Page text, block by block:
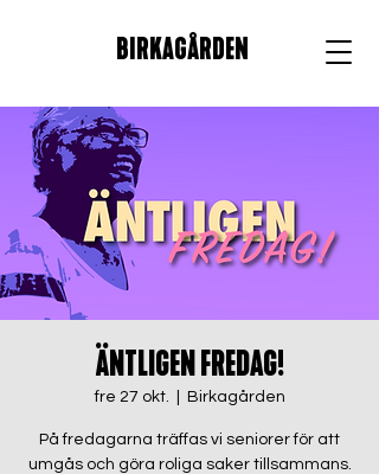
BIRKAGÅRDEN
ÄNTLIGEN FREDAG!
fre 27 okt. Birkagården
På fredagarna träffas vi seniorer för att
umgås och göra roliga saker tillsammans.